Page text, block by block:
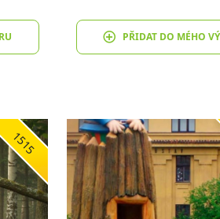
PŘIDAT DO MÉHO
1515